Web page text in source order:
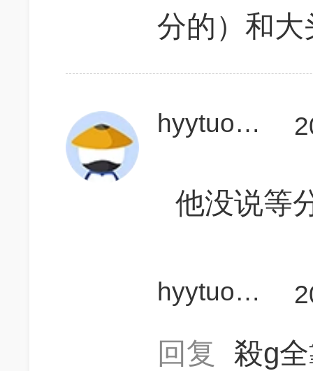
分的）和
hyytuofuguo
他没说等
hyytuofuguo
回复
殺g